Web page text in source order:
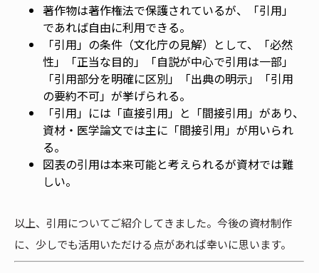
著作物は著作権法で保護されているが、「引用」
であれば自由に利用できる。
「引用」の条件（文化庁の見解）として、「必然
性」「正当な目的」「自説が中心で引用は一部」
「引用部分を明確に区別」「出典の明示」「引用
の要約不可」が挙げられる。
「引用」には「直接引用」と「間接引用」があり、
資材・医学論文では主に「間接引用」が用いられ
る。
図表の引用は本来可能と考えられるが資材では難
しい。
以上、引用についてご紹介してきました。今後の資材制作
に、少しでも活用いただける点があれば幸いに思います。